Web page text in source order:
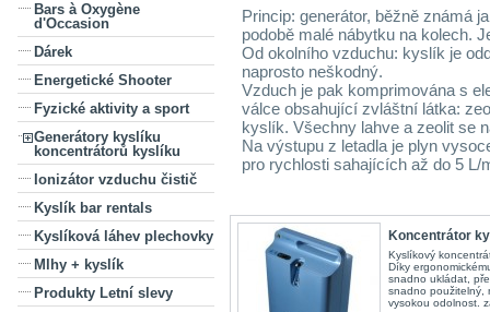
Bars à Oxygène
d'Occasion
Dárek
Energetické Shooter
Fyzické aktivity a sport
Generátory kyslíku
koncentrátorů kyslíku
Ionizátor vzduchu čistič
Kyslík bar rentals
Kyslíková láhev plechovky
Mlhy + kyslík
Produkty Letní slevy
Princip: generátor, běžně známá
podobě malé nábytku na kolech.
Od okolního vzduchu: kyslík je
naprosto neškodný.
Vzduch je pak komprimována s
válce obsahující zvláštní látka:
kyslík. Všechny lahve a zeolit se
Na výstupu z letadla je plyn
pro rychlosti sahajících až do 5 L/
Koncentrátor
Kyslíkový
Díky
snadno ukládat,
snadno použitelný,
vysokou odolnost.